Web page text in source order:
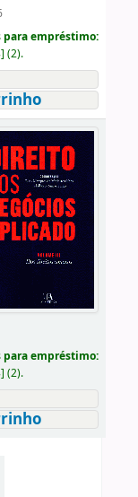
empréstimo:
] (2).
empréstimo:
] (2).